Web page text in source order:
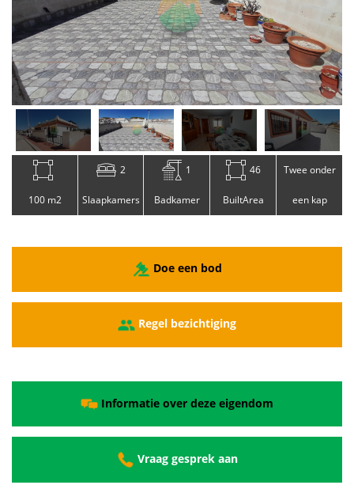
100 m2
2
Slaapkamers
1
Badkamer
46
BuiltArea
Twee onder
een kap
Doe een bod
Regel bezichtiging
Informatie over deze eigendom
Vraag gesprek aan